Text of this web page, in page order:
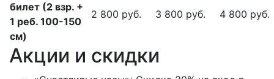
билет (2 взр. +
1 реб. 100-150
см)
2 800 руб. 3 800 руб. 4 800 руб.
Акции и скидки